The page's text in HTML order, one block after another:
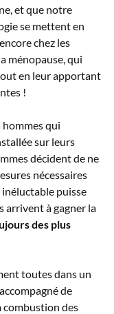
et que notre
se mettent en
chez les
ménopause, qui
en leur apportant
!
qui
sur leurs
décident de ne
nécessaires
puisse
arrivent à gagner la
des plus
toutes dans un
de
des